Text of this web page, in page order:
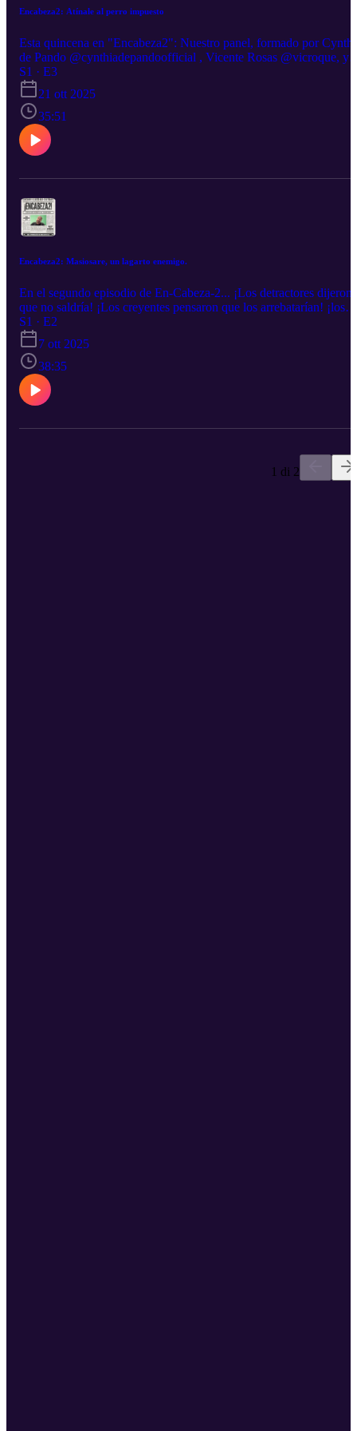
Encabeza2: Atínale al perro impuesto
Esta quincena en "Encabeza2": Nuestro panel, formado por
de Pando @cynthiadepandoofficial , Vicente Rosas @vicroque, y
Dani Martinez @danmapez se reúne nuevamente a jugar con las
noticais en vez de llorar por ellas. ¡Hablaremos de los nuevos
impuestos en México, bromas tiktokeras y películas re-estrenadas
que están bien perronas!. La mejor manera de saber qué tanto subió
la carga fiscal es ¡Atinarle al precio! Únete a nosotros para disfrutar
de las noticias y no dejes de seguirnos y regalarnos tu like y follow.
riffke@gmail.com
S1 · E3
21 ott 2025
35:51
Encabeza2: Masiosare, un lagarto enemigo.
En el segundo episodio de En-Cabeza-2... ¡Los detractores dijeron
que no saldría! ¡Los creyentes pensaron que los arrebatarían! ¡los
que saben pidieron que nos detuviéramos! pero a pesar de todo,
estamos. Esta quincena, vamos a jugar con el "arrebatamiento",
saber si no ocurrió... o si ocurrió y nada más nos quedamos todos
aquí. Trataremos de no ir a la cárcel por analizar el himno nacional
mexicano, y veremos hasta donde está dispuesto a llegar Wal-mart
por complacer a sus clientes. Nuestros panelistas en esta ocasión
son: La productora de Radio, ¡CLAUDIA KUTCHER!,
decir... VICENTE ROSAS ( @vicrogue ) ¡Si te gustó el anterior,
dejes de escuchar éste! y regálanos tu like y suscripción! Está
S1 · E2
7 ott 2025
38:35
1 di 2